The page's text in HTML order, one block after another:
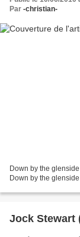
Par -christian-
Down by the
Down by the
Jock Stewart